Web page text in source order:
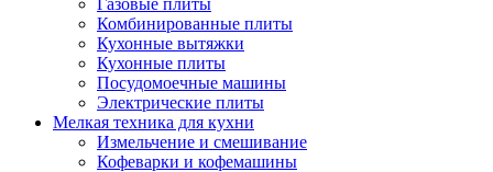
Газовые плиты
Комбинированные плиты
Кухонные вытяжки
Кухонные плиты
Посудомоечные машины
Электрические плиты
Мелкая техника для кухни
Измельчение и смешивание
Кофеварки и кофемашины